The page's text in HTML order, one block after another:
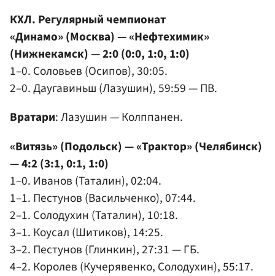
КХЛ. Регулярный чемпионат
«Динамо» (Москва) — «Нефтехимик»
(Нижнекамск) — 2:0 (0:0, 1:0, 1:0)
1–0. Соловьев (Осипов), 30:05.
2–0. Даугавиньш (Лазушин), 59:59 — ПВ.
Вратари: Лазушин — Колппанен.
«Витязь» (Подольск) — «Трактор» (Челябинск)
— 4:2 (3:1, 0:1, 1:0)
1–0. Иванов (Таталин), 02:04.
1–1. Пестунов (Васильченко), 07:44.
2–1. Солодухин (Таталин), 10:18.
3–1. Коусал (Шитиков), 14:25.
3–2. Пестунов (Глинкин), 27:31 — ГБ.
4–2. Королев (Кучерявенко, Солодухин), 55:17.